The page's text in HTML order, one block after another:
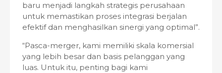
baru menjadi langkah strategis perusahaan
untuk memastikan proses integrasi berjalan
efektif dan menghasilkan sinergi yang optimal”.
“Pasca-merger, kami memiliki skala komersial
yang lebih besar dan basis pelanggan yang
luas. Untuk itu, penting bagi kami